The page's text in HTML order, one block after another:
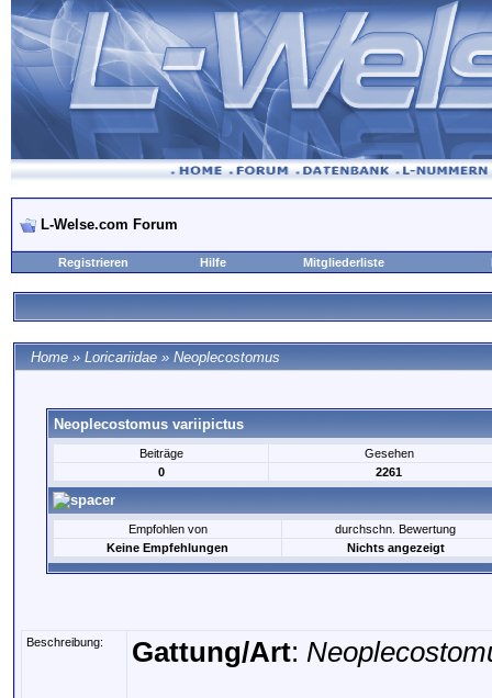
L-Welse.com Forum
Registrieren Hilfe Mitgliederliste
Home » Loricariidae » Neoplecostomus
Neoplecostomus variipictus
Beiträge
Gesehen
0
2261
Empfohlen von
durchschn. Bewertung
Keine Empfehlungen
Nichts angezeigt
Beschreibung: Gattung/Art: